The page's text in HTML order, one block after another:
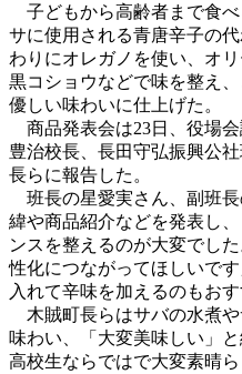
子どもから高齢者まで食
サに使用される青唐辛子の
わりにオレガノを使い、オ
黒コショウなどで味を整え
優しい味わいに仕上げた。
商品発表会は23日、役場
豊治校長、長田守弘振興公
長らに報告した。
班長の星愛実さん、副班
緯や商品紹介などを発表し
ンスを整えるのが大変でし
性化につながってほしいで
入れて辛味を加えるのもお
木賊町長らはサバの水煮
味わい、「大変美味しい」
高校生ならではで大変素晴